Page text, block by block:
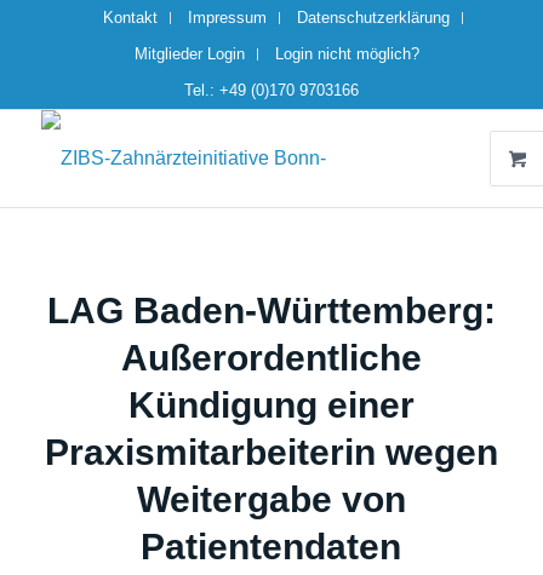
Kontakt Impressum
Datenschutzerklärung
Mitglieder Login
Login nicht möglich?
Tel.: +49 (0)170 9703166
LAG Baden-Württemberg:
Außerordentliche
Kündigung einer
Praxismitarbeiterin wegen
Weitergabe von
Patientendaten